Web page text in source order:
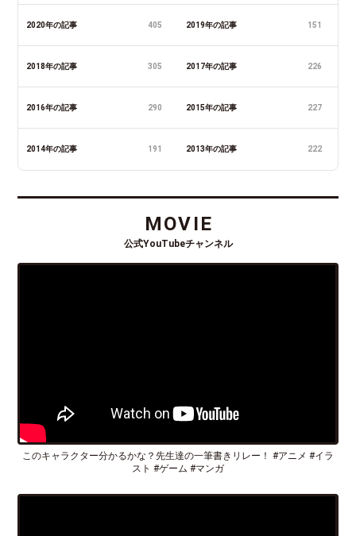
2020年の記事 405 2019年の記事 151
2018年の記事 305 2017年の記事 226
2016年の記事 290 2015年の記事 227
2014年の記事 191 2013年の記事 222
MOVIE
公式YouTubeチャンネル
このキャラクター分かるかな？先生達の一筆書きリレー！ #アニメ #イラ
スト #ゲーム #マンガ